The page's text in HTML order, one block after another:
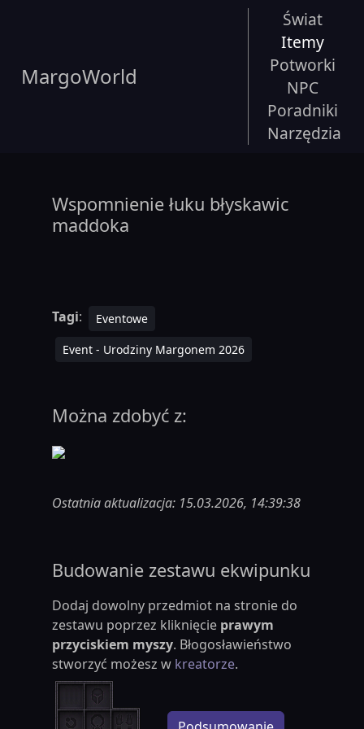
MargoWorld
Świat
Itemy
Potworki
NPC
Poradniki
Narzędzia
Wspomnienie łuku błyskawic
maddoka
Tagi:
Eventowe
Event - Urodziny Margonem 2026
Można zdobyć z:
Ostatnia aktualizacja: 15.03.2026, 14:39:38
Budowanie zestawu ekwipunku
Dodaj dowolny przedmiot na stronie do
zestawu poprzez kliknięcie prawym
przyciskiem myszy. Błogosławieństwo
stworzyć możesz w kreatorze.